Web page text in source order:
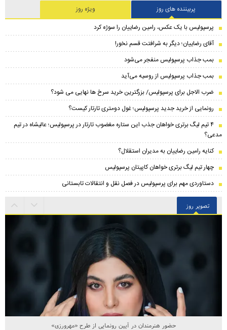
پربیننده های روز
ویژه روز
پرسپولیس با یک عکس، رامین رضاییان را سوژه کرد
آقای رضاییان؛ دیگر به شرافتت قسم نخور!
بمب جذاب پرسپولیس منفجر می‌شود
بمب جذاب پرسپولیس از روسیه می‌آید
ضرب الاجل برای پرسپولیس/ بزرگترین خرید سرخ ها نهایی می شود؟
رونمایی از خرید جدید پرسپولیس؛ غول دومتری تارتار کیست؟
۴ تیم لیگ برتری خواهان جذب این ستاره مغضوب تارتار در پرسپولیس؛‌ عالیشاه در تیم
مدعی؟
کنایه رامین رضاییان به مدیران استقلال؟
چهار تیم لیگ برتری خواهان کاپیتان پرسپولیس
دستاوردی مهم برای پرسپولیس در فصل نقل و انتقالات تابستانی
تصویر روز
حضور هنرمندان در آیین رونمایی از طرح «مهرورزی»